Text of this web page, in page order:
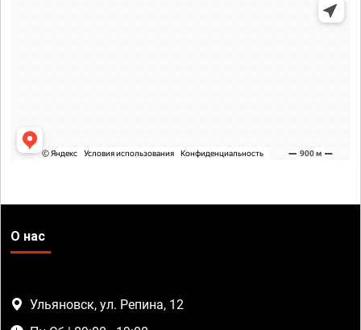
О нас
Ульяновск, ул. Репина, 12